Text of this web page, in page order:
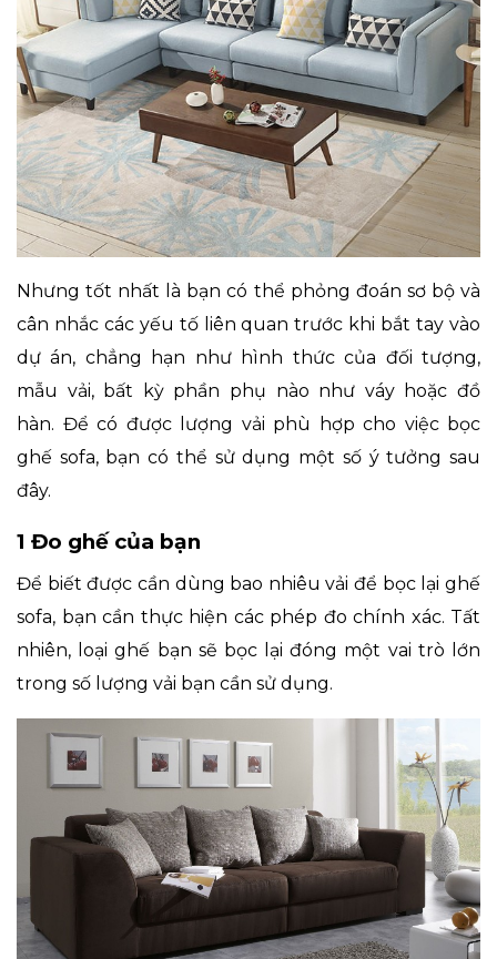
Nhưng tốt nhất là bạn có thể phỏng đoán sơ bộ và
cân nhắc các yếu tố liên quan trước khi bắt tay vào
dự án, chẳng hạn như hình thức của đối tượng,
mẫu vải, bất kỳ phần phụ nào như váy hoặc đồ
hàn. Để có được lượng vải phù hợp cho việc bọc
ghế sofa, bạn có thể sử dụng một số ý tưởng sau
đây.
1 Đo ghế của bạn
Để biết được cần dùng bao nhiêu vải để bọc lại ghế
sofa, bạn cần thực hiện các phép đo chính xác. Tất
nhiên, loại ghế bạn sẽ bọc lại đóng một vai trò lớn
trong số lượng vải bạn cần sử dụng.